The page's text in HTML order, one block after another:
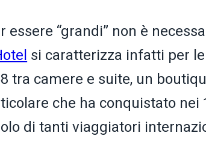
essere “grandi” non è
si caratterizza infatti per
tra camere e suite, un
che ha conquistato nei
di tanti viaggiatori